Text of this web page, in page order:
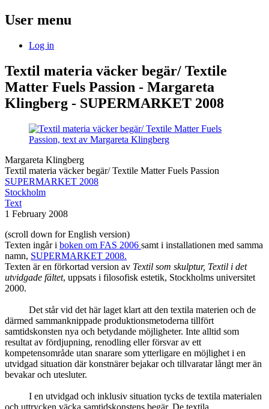
User menu
Log in
Textil materia väcker begär/ Textile
Matter Fuels Passion - Margareta
Klingberg - SUPERMARKET 2008
Margareta Klingberg
Textil materia väcker begär/ Textile Matter Fuels Passion
SUPERMARKET 2008
Stockholm
Text
1 February 2008
(scroll down for English version)
Texten ingår i boken om FAS 2006 samt i installationen med samma
namn, SUPERMARKET 2008.
Texten är en förkortad version av Textil som skulptur, Textil i det
utvidgade fältet, uppsats i filosofisk estetik, Stockholms universitet
2000.
Det står vid det här laget klart att den textila materien och de
därmed sammanknippade produktionsmetoderna tillfört
samtidskonsten nya och betydande möjligheter. Inte alltid som
resultat av fördjupning, renodling eller försvar av ett
kompetensområde utan snarare som ytterligare en möjlighet i en
utvidgad situation där konstnärer bejakar och tillvaratar långt mer än
bevakar och utesluter.
I en utvidgad och inklusiv situation tycks de textila materialen
och uttrycken väcka samtidskonstens begär. De textila